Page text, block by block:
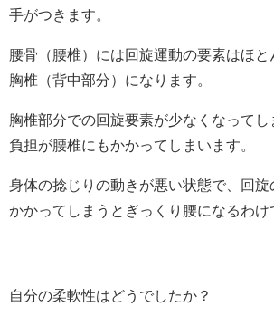
手がつきます。
腰骨（腰椎）には回旋運動の要素はほ
胸椎（背中部分）になります。
胸椎部分での回旋要素が少なくなって
負担が腰椎にもかかってしまいます。
身体の捻じりの動きが悪い状態で、回旋
かかってしまうとぎっくり腰になるわけ
自分の柔軟性はどうでしたか？